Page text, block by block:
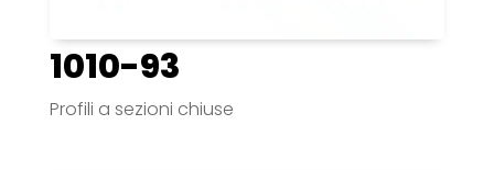
1010-93
Profili a sezioni chiuse